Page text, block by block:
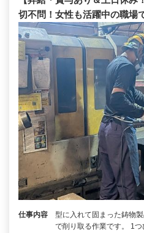
切不問！女性も活躍中の職場
仕事内容
型に入れて固まった鋳物
で削り取る作業です。 1